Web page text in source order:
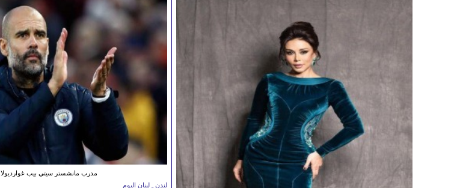
مدرب مانشستر سيتي بيب غوارديولا
لندن ـ لبنان اليوم